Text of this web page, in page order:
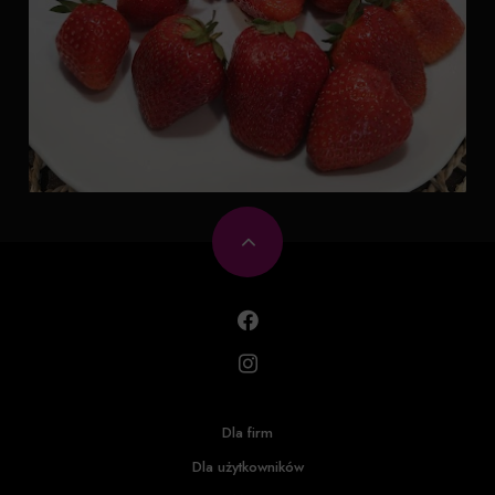
Dla firm
Dla użytkowników